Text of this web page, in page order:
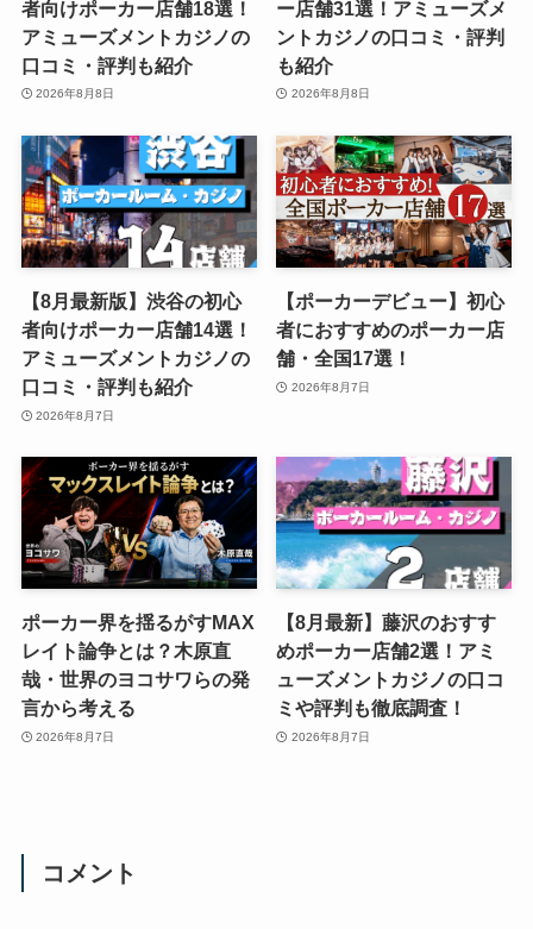
者向けポーカー店舗18選！
アミューズメントカジノの
口コミ・評判も紹介
2026年8月8日
ー店舗31選！アミューズメ
ントカジノの口コミ・評判
も紹介
2026年8月8日
【8月最新版】渋谷の初心
者向けポーカー店舗14選！
アミューズメントカジノの
口コミ・評判も紹介
2026年8月7日
【ポーカーデビュー】初心
者におすすめのポーカー店
舗・全国17選！
2026年8月7日
ポーカー界を揺るがすMAX
レイト論争とは？木原直
哉・世界のヨコサワらの発
言から考える
2026年8月7日
【8月最新】藤沢のおすす
めポーカー店舗2選！アミ
ューズメントカジノの口コ
ミや評判も徹底調査！
2026年8月7日
コメント